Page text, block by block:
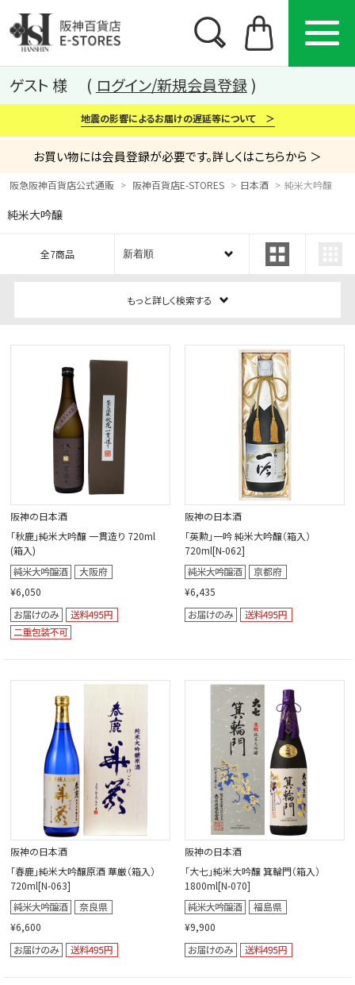
カテゴリー ブランド 特集
から探す
ゲスト 様 ログイン/新規会員登録
地震の影響によるお届けの遅延等について ＞
お買い物には会員登録が必要です。詳しくはこちらから ＞
阪急阪神百貨店公式通販 阪神百貨店E-STORES 日本酒 純米大吟醸
純米大吟醸
全7商品
もっと詳しく検索する
阪神の日本酒
｢秋鹿｣純米大吟醸 一貫造り 720ml
(箱入)
¥6,050
阪神の日本酒
「英勲」一吟 純米大吟醸（箱入）
720ml[N-062]
¥6,435
阪神の日本酒
「春鹿」純米大吟醸原酒 華厳（箱入）
720ml[N-063]
¥6,600
阪神の日本酒
「大七」純米大吟醸 箕輪門（箱入）
1800ml[N-070]
¥9,900